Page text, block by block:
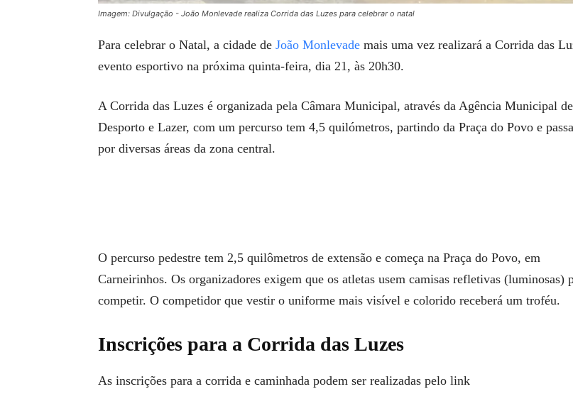
Imagem: Divulgação - João Monlevade realiza Corrida das Luzes para celebrar o natal
Para celebrar o Natal, a cidade de João Monlevade mais uma vez realizará a Corrida das
evento esportivo na próxima quinta-feira, dia 21, às 20h30.
A Corrida das Luzes é organizada pela Câmara Municipal, através da Agência Municipal de
Desporto e Lazer, com um percurso tem 4,5 quilómetros, partindo da Praça do Povo e
por diversas áreas da zona central.
O percurso pedestre tem 2,5 quilômetros de extensão e começa na Praça do Povo, em
Carneirinhos. Os organizadores exigem que os atletas usem camisas refletivas (luminosas)
competir. O competidor que vestir o uniforme mais visível e colorido receberá um troféu.
Inscrições para a Corrida das Luzes
As inscrições para a corrida e caminhada podem ser realizadas pelo link